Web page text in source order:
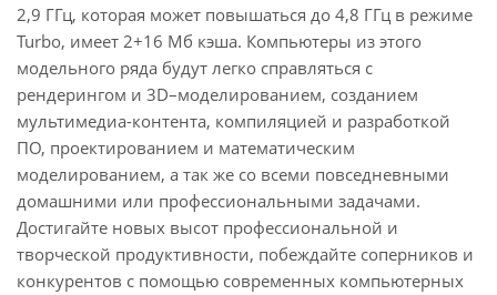
2,9 ГГц, которая может повышаться до 4,8 ГГц в режиме
Turbo, имеет 2+16 Мб кэша. Компьютеры из этого
модельного ряда будут легко справляться с
рендерингом и 3D–моделированием, созданием
мультимедиа-контента, компиляцией и разработкой
ПО, проектированием и математическим
моделированием, а так же со всеми повседневными
домашними или профессиональными задачами.
Достигайте новых высот профессиональной и
творческой продуктивности, побеждайте соперников и
конкурентов с помощью современных компьютерных